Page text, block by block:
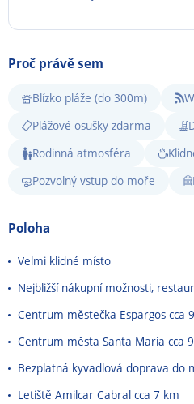
Proč právě sem
Blízko pláže (do 300m)
Plážové osušky zdarma
Rodinná atmosféra
Pozvolný vstup do moře
Poloha
Velmi klidné místo
Nejbližší nákupní možnosti,
Centrum městečka Espargos cca
Centrum města Santa Maria cca
Bezplatná kyvadlová doprava do
Letiště Amilcar Cabral cca 7 km